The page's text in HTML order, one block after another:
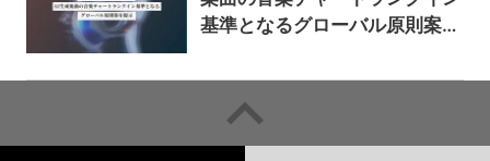
基準となるグローバル原則案を
るための統一的な枠組みを提案